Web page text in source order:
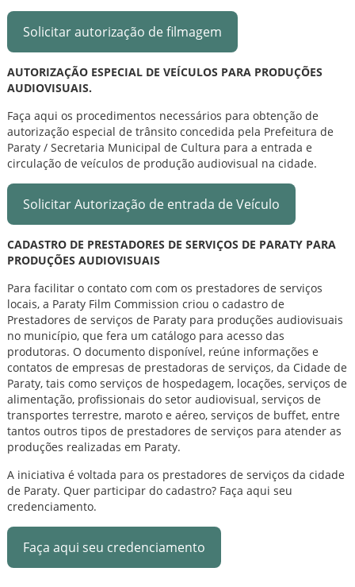
Solicitar autorização de filmagem
AUTORIZAÇÃO ESPECIAL DE VEÍCULOS PARA PRODUÇÕES
AUDIOVISUAIS.
Faça aqui os procedimentos necessários para obtenção de
autorização especial de trânsito concedida pela Prefeitura de
Paraty / Secretaria Municipal de Cultura para a entrada e
circulação de veículos de produção audiovisual na cidade.
Solicitar Autorização de entrada de Veículo
CADASTRO DE PRESTADORES DE SERVIÇOS DE PARATY PARA
PRODUÇÕES AUDIOVISUAIS
Para facilitar o contato com com os prestadores de serviços
locais, a Paraty Film Commission criou o cadastro de
Prestadores de serviços de Paraty para produções audiovisuais
no município, que fera um catálogo para acesso das
produtoras. O documento disponível, reúne informações e
contatos de empresas de prestadoras de serviços, da Cidade de
Paraty, tais como serviços de hospedagem, locações, serviços de
alimentação, profissionais do setor audiovisual, serviços de
transportes terrestre, maroto e aéreo, serviços de buffet, entre
tantos outros tipos de prestadores de serviços para atender as
produções realizadas em Paraty.
A iniciativa é voltada para os prestadores de serviços da cidade
de Paraty. Quer participar do cadastro? Faça aqui seu
credenciamento.
Faça aqui seu credenciamento